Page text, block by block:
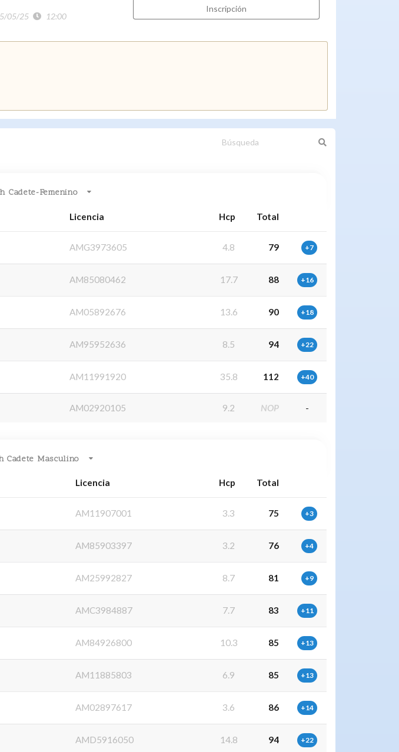
05/25 12:00
Inscripción
Cadete-Femenino
Licencia Hcp Total
AMG3973605 4.8 79 +7
AM85080462 17.7 88 +16
AM05892676 13.6 90 +18
AM95952636 8.5 94 +22
AM11991920 35.8 112 +40
AM02920105 9.2 NOP -
Cadete Masculino
Licencia Hcp Total
AM11907001 3.3 75 +3
AM85903397 3.2 76 +4
AM25992827 8.7 81 +9
AMC3984887 7.7 83 +11
AM84926800 10.3 85 +13
AM11885803 6.9 85 +13
AM02897617 3.6 86 +14
AMD5916050 14.8 94 +22